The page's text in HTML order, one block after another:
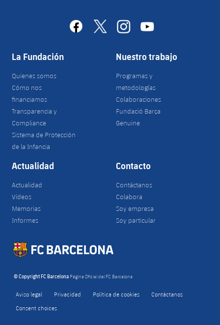
facebook
x instagramyoutube
La Fundación
Quienes somos
Cómo nos
financiamos
Transparencia y
Compliance
Sistema de Protección
de la Infancia
Nuestro trabajo
Programas y
metodologías
Colaboraciones
Fundació Barça
Genuine
Actualidad
Actualidad
Vídeos
Memorias
Informes
Contacto
Contáctanos
Colabora
Soy empresa
Soy particular
© Copyright FC Barcelona Página Oficial del FC Barcelona
Aviso legal Privacidad Política de cookies
Contáctanos
Consent choices